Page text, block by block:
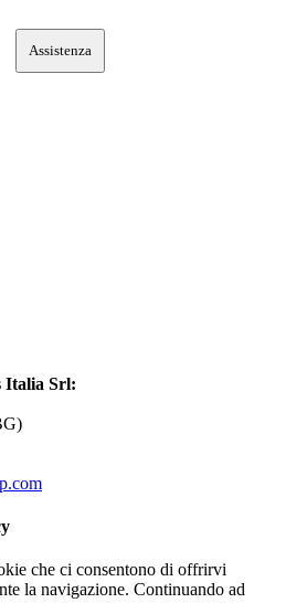
Assistenza
Italia Srl:
che ci consentono di offrirvi
la navigazione. Continuando ad